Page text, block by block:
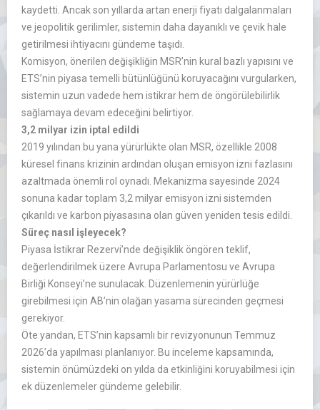
kaydetti. Ancak son yıllarda artan enerji fiyatı dalgalanmaları
ve jeopolitik gerilimler, sistemin daha dayanıklı ve çevik hale
getirilmesi ihtiyacını gündeme taşıdı.
Komisyon, önerilen değişikliğin MSR’nin kural bazlı yapısını ve
ETS’nin piyasa temelli bütünlüğünü koruyacağını vurgularken,
sistemin uzun vadede hem istikrar hem de öngörülebilirlik
sağlamaya devam edeceğini belirtiyor.
3,2 milyar izin iptal edildi
2019 yılından bu yana yürürlükte olan MSR, özellikle 2008
küresel finans krizinin ardından oluşan emisyon izni fazlasını
azaltmada önemli rol oynadı. Mekanizma sayesinde 2024
sonuna kadar toplam 3,2 milyar emisyon izni sistemden
çıkarıldı ve karbon piyasasına olan güven yeniden tesis edildi.
Süreç nasıl işleyecek?
Piyasa İstikrar Rezervi’nde değişiklik öngören teklif,
değerlendirilmek üzere Avrupa Parlamentosu ve Avrupa
Birliği Konseyi’ne sunulacak. Düzenlemenin yürürlüğe
girebilmesi için AB’nin olağan yasama sürecinden geçmesi
gerekiyor.
Öte yandan, ETS’nin kapsamlı bir revizyonunun Temmuz
2026’da yapılması planlanıyor. Bu inceleme kapsamında,
sistemin önümüzdeki on yılda da etkinliğini koruyabilmesi için
ek düzenlemeler gündeme gelebilir.